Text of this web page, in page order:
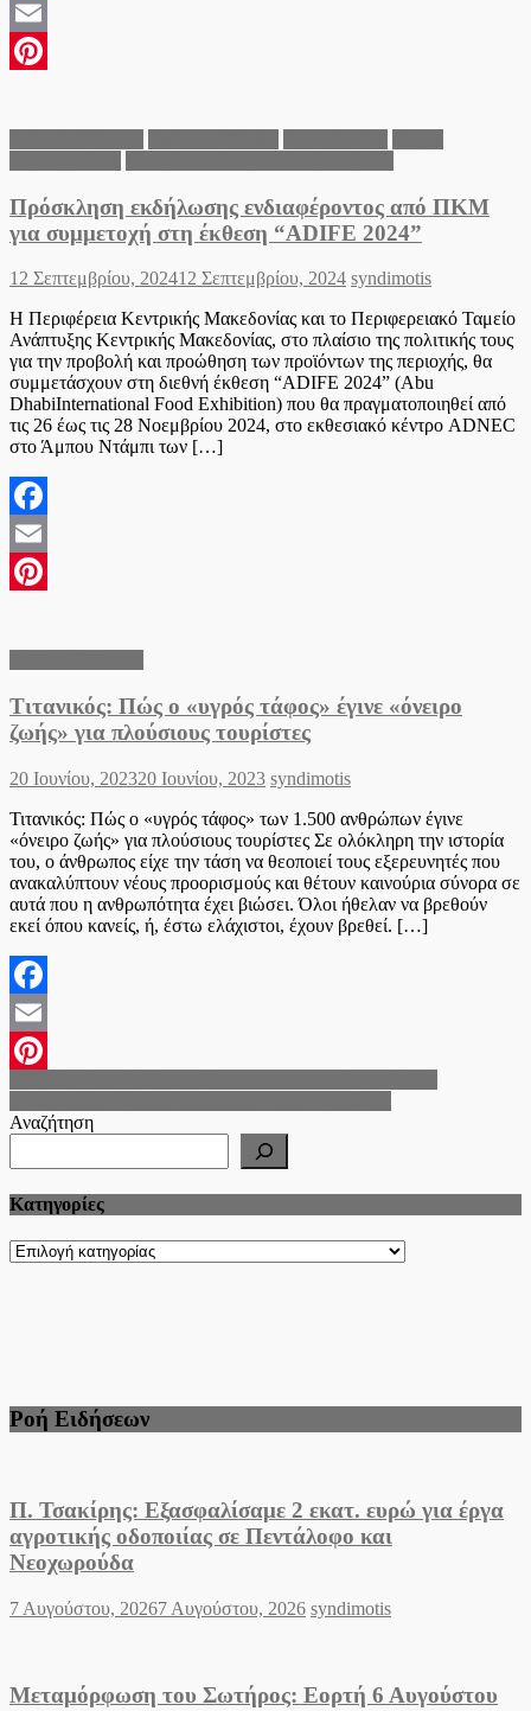
Facebook
Email
Πρόσκληση εκδήλωσης ενδιαφέροντος από ΠΚΜ
για συμμετοχή στη έκθεση “ADIFE 2024”
Posted
12 Σεπτεμβρίου, 202412 Σεπτεμβρίου, 2024 Author
syndimotis
Η Περιφέρεια Κεντρικής Μακεδονίας και το Περιφερειακό Ταμείο
Ανάπτυξης Κεντρικής Μακεδονίας, στο πλαίσιο της πολιτικής τους
για την προβολή και προώθηση των προϊόντων της περιοχής, θα
συμμετάσχουν στη διεθνή έκθεση “ADIFE 2024” (Abu
DhabiInternational Food Exhibition) που θα πραγματοποιηθεί από
τις 26 έως τις 28 Νοεμβρίου 2024, στο εκθεσιακό κέντρο ADNEC
στο Άμπου Ντάμπι των […]
Facebook
Email
Τιτανικός: Πώς ο «υγρός τάφος» έγινε «όνειρο
ζωής» για πλούσιους τουρίστες
Posted
20 Ιουνίου, 202320 Ιουνίου, 2023 Author
syndimotis
Τιτανικός: Πώς ο «υγρός τάφος» των 1.500 ανθρώπων έγινε
«όνειρο ζωής» για πλούσιους τουρίστες Σε ολόκληρη την ιστορία
του, ο άνθρωπος είχε την τάση να θεοποιεί τους εξερευνητές που
ανακαλύπτουν νέους προορισμούς και θέτουν καινούρια σύνορα σε
αυτά που η ανθρωπότητα έχει βιώσει. Όλοι ήθελαν να βρεθούν
εκεί όπου κανείς, ή, έστω ελάχιστοι, έχουν βρεθεί. […]
Facebook
Email
Pinterest
Πλοήγηση
άρθρων
Αναζήτηση
Kατηγορίες
Kατηγορίες
Ροή Ειδήσεων
Π. Τσακίρης: Εξασφαλίσαμε 2 εκατ. ευρώ για έργα
αγροτικής οδοποιίας σε Πεντάλοφο και
Νεοχωρούδα
Posted
7 Αυγούστου, 20267 Αυγούστου, 2026 Author
syndimotis
Μεταμόρφωση του Σωτήρος: Εορτή 6 Αυγούστου